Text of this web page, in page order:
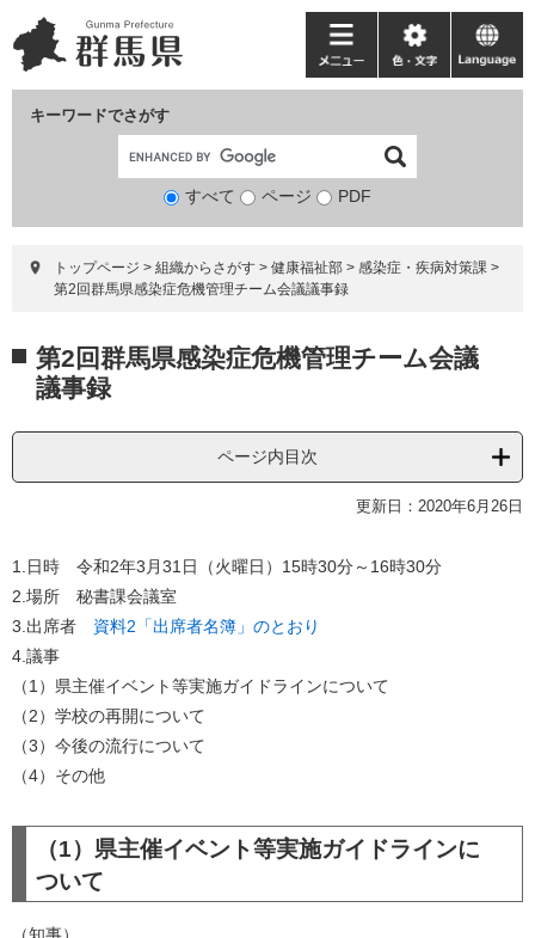
ー
ジ
ニ
ュ
て
キーワードでさがす
検
象
すべて ページ PDF
メ
ニ
ー
色・
文
language
トップページ > 組織からさがす > 健康福祉部 > 感染症・疾病対策課 >
第2回群馬県感染症危機管理チーム会議議事録
文 第2回群馬県感染症危機管理チーム会議
議事録
ページ内目次
更新日：2020年6月26日
1.日時 令和2年3月31日（火曜日）15時30分～16時30分
2.場所 秘書課会議室
3.出席者 資料2「出席者名簿」のとおり
4.議事
（1）県主催イベント等実施ガイドラインについて
（2）学校の再開について
（3）今後の流行について
（4）その他
（1）県主催イベント等実施ガイドラインに
ついて